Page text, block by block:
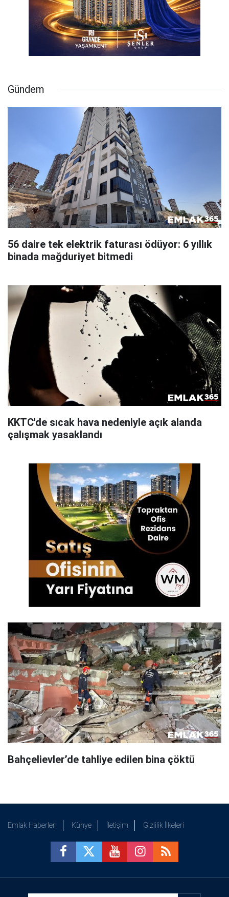
Gündem
56 daire tek elektrik faturası ödüyor: 6 yıllık
binada mağduriyet bitmedi
KKTC'de sıcak hava nedeniyle açık alanda
çalışmak yasaklandı
Bahçelievler’de tahliye edilen bina çöktü
Emlak Haberleri Künye İletişim Gizlilik İlkeleri